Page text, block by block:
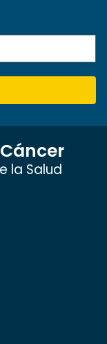
la Salud